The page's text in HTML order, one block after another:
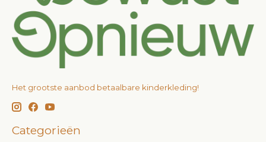
Het grootste aanbod betaalbare kinderkleding!
Categorieën